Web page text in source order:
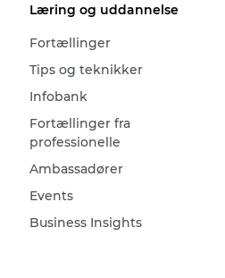
Læring og uddannelse
Fortællinger
Tips og teknikker
Infobank
Fortællinger fra
professionelle
Ambassadører
Events
Business Insights